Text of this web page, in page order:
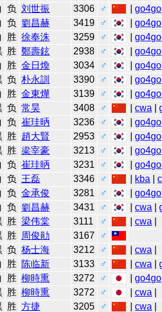
负 刘世振 3306 ♂ |go4go
负 劉昌赫 3419 ♂ |go4go
胜 徐奉洙 3259 ♂ |go4go
胜 鄭壽鉉 2938 ♂ |go4go
胜 金日煥 3034 ♂ |go4go
负 朴永訓 3390 ♂ |go4go
胜 金東燁 3139 ♂ |go4go
负 常昊 3408 ♂ |cwa |
负 崔珪昞 3236 ♂ |go4go
胜 趙大賢 2953 ♂ |go4go
胜 梁宰豪 3213 ♂ |go4go
负 崔珪昞 3231 ♂ |go4go
负 王磊 3346 ♂ kba |
负 金承俊 3281 ♂ |go4go
负 劉昌赫 3431 ♂ |cwa |
胜 梁伟棠 3111 ♂ |cwa
胜 周俊勛 3167
♂
负 杨士海 3212 ♂ |cwa
胜 陈临新 3133 ♂ |cwa |
胜 柳時熏 3272 ♂ |go4go
胜 柳時熏 3272 ♂ |cwa
胜 方捷 3205 ♂ |cwa